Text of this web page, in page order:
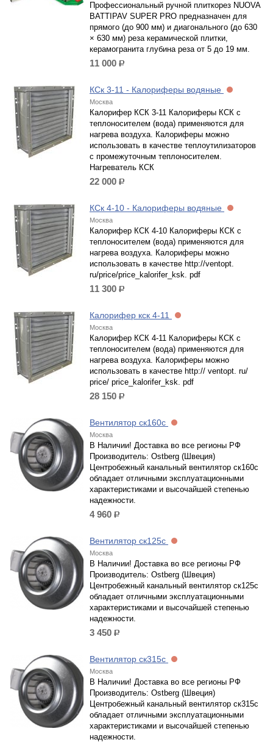
Профессиональный ручной плиткорез NUOVA
BATTIPAV SUPER PRO предназначен для
прямого (до 900 мм) и диагонального (до 630
× 630 мм) реза керамической плитки,
керамогранита глубина реза от 5 до 19 мм.
11 000 р.
КСк 3-11 - Калориферы водяные
Москва
Калорифер КСК 3-11 Калориферы КСК с
теплоносителем (вода) применяются для
нагрева воздуха. Калориферы можно
использовать в качестве теплоутилизаторов
с промежуточным теплоносителем.
Нагреватель КСК
22 000 р.
КСк 4-10 - Калориферы водяные
Москва
Калорифер КСК 4-10 Калориферы КСК с
теплоносителем (вода) применяются для
нагрева воздуха. Калориферы можно
использовать в качестве http://ventopt.
ru/price/price_kalorifer_ksk. pdf
11 300 р.
Калорифер кск 4-11
Москва
Калорифер КСК 4-11 Калориферы КСК с
теплоносителем (вода) применяются для
нагрева воздуха. Калориферы можно
использовать в качестве http:// ventopt. ru/
price/ price_kalorifer_ksk. pdf
28 150 р.
Вентилятор ск160с
Москва
В Наличии! Доставка во все регионы РФ
Производитель: Ostberg (Швеция)
Центробежный канальный вентилятор ск160с
обладает отличными эксплуатационными
характеристиками и высочайшей степенью
надежности.
4 960 р.
Вентилятор ск125с
Москва
В Наличии! Доставка во все регионы РФ
Производитель: Ostberg (Швеция)
Центробежный канальный вентилятор ск125с
обладает отличными эксплуатационными
характеристиками и высочайшей степенью
надежности.
3 450 р.
Вентилятор ск315с
Москва
В Наличии! Доставка во все регионы РФ
Производитель: Ostberg (Швеция)
Центробежный канальный вентилятор ск315с
обладает отличными эксплуатационными
характеристиками и высочайшей степенью
надежности.